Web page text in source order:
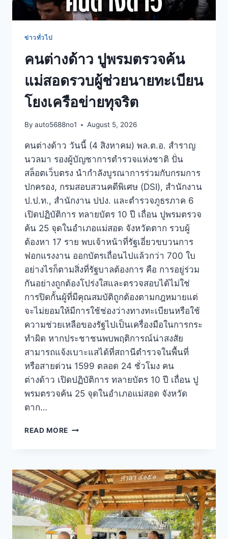
ข่าวทั่วไป
คนต่างด้าว ปูพรมตรวจค้น
แม่สอดรวบผู้ช่วยนายทะเบียน
โยงเครือข่ายทุจริต
By auto5688no1 August 5, 2026
คนต่างด้าว วันนี้ (4 สิงหาคม) พล.ต.อ. สำราญ
นวลมา รองผู้บัญชาการตำรวจแห่งชาติ ปั่น
สล็อตเว็บตรง นำกำลังบูรณาการร่วมกับกรมการ
ปกครอง, กรมสอบสวนคดีพิเศษ (DSI), สำนักงาน
ป.ป.ท., สำนักงาน ปปง. และตำรวจภูธรภาค 6
เปิดปฏิบัติการ ทลายบัตร 10 ปี เถื่อน ปูพรมตรวจ
ค้น 25 จุดในอำเภอแม่สอด จังหวัดตาก รวบผู้
ต้องหา 17 ราย พบเจ้าหน้าที่รัฐเอี่ยวขบวนการ
ฟอกแรงงาน ออกบัตรเถื่อนไปแล้วกว่า 700 ใบ
อย่างไรก็ตามสิ่งที่รัฐบาลต้องการ คือ การอยู่ร่วม
กันอย่างถูกต้องโปร่งใสและตรวจสอบได้ไม่ใช่
การปิดกั้นผู้ที่มีคุณสมบัติถูกต้องตามกฎหมายแต่
จะไม่ยอมให้มีการใช้ช่องว่างทางทะเบียนหรือใช้
ความช่วยเหลือของรัฐไปเป็นเครื่องมือในการกระ
ทำผิด หากประชาชนพบพฤติการณ์น่าสงสัย
สามารถแจ้งเบาะแสได้ที่สถานีตำรวจในพื้นที่
หรือสายด่วน 1599 ตลอด 24 ชั่วโมง คน
ต่างด้าว เปิดปฏิบัติการ ทลายบัตร 10 ปี เถื่อน ปู
พรมตรวจค้น 25 จุดในอำเภอแม่สอด จังหวัด
ตาก…
READ MORE